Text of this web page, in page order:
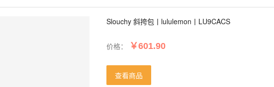
Slouchy 斜挎包丨lululemon丨LU9CACS
价格： ￥601.90
查看商品